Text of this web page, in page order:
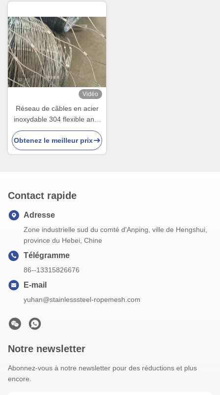
Vidéo
Réseau de câbles en acier
inoxydable 304 flexible anti-
chute pour clôture de
protection de la sécurité
Obtenez le meilleur prix
Contact rapide
Adresse
Zone industrielle sud du comté d'Anping, ville de Hengshui,
province du Hebei, Chine
Télégramme
86--13315826676
E-mail
yuhan@stainlesssteel-ropemesh.com
Notre newsletter
Abonnez-vous à notre newsletter pour des réductions et plus
encore.